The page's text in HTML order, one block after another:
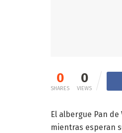
0
SHARES
0
VIEWS
El albergue Pan
mientras esperan